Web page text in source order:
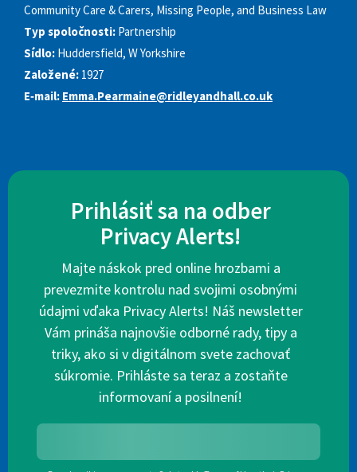
Community Care & Carers, Missing People, and Business Law
Typ spoločnosti: Partnership
Sídlo: Huddersfield, W Yorkshire
Založené: 1927
E‑mail: Emma.Pearmaine@ridleyandhall.co.uk
Prihlásiť sa na odber
Privacy Alerts!
Majte náskok pred online hrozbami a
prevezmite kontrolu nad svojimi osobnými
údajmi vďaka Privacy Alerts! Náš newsletter
Vám prináša najnovšie odborné rady, tipy a
triky, ako si v digitálnom svete zachovať
súkromie. Prihláste sa teraz a zostaňte
informovaní a posilnení!